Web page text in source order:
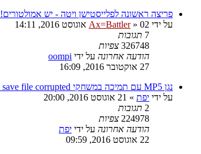
פריצה ראשונה לפלייסטישן ויטה - יש אמולטורים!
על ידי
Ax=Battler» 02 אוגוסט 2016, 14:11
7 תגובות
326748 צפיות
הודעה אחרונה על ידי oompi
27 אוקטובר 2016, 16:09
נגן MP5 עם תמיכה במשחקי gba save file corrupted
על ידי יפת » 21 אוגוסט 2016, 20:00
2 תגובות
224978 צפיות
הודעה אחרונה על ידי יפת
22 אוגוסט 2016, 09:59